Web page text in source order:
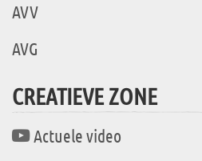
AVV
AVG
CREATIEVE ZONE
Actuele video